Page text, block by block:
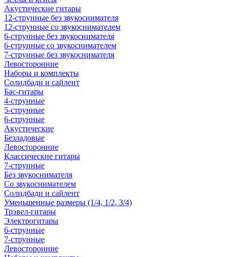
Акустические гитары
12-струнные без звукоснимателя
12-струнные со звукоснимателем
6-струнные без звукоснимателя
6-струнные со звукоснимателем
7-струнные без звукоснимателя
Левосторонние
Наборы и комплекты
Солидбади и сайлент
Бас-гитары
4-струнные
5-струнные
6-струнные
Акустические
Безладовые
Левосторонние
Классические гитары
7-струнные
Без звукоснимателя
Со звукоснимателем
Солидбади и сайлент
Уменьшенные размеры (1/4, 1/2, 3/4)
Трэвел-гитары
Электрогитары
6-струнные
7-струнные
Левосторонние